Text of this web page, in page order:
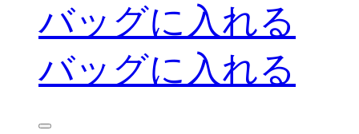
バッグに入れる
バッグに入れる